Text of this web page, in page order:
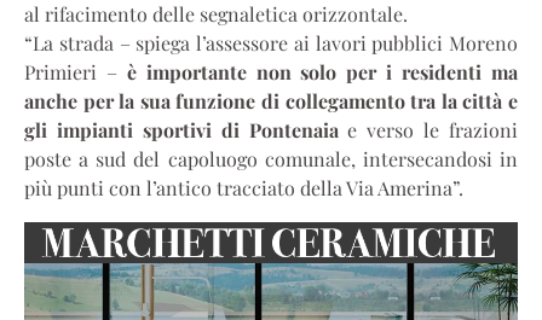
al rifacimento delle segnaletica orizzontale.
“La strada – spiega l’assessore ai lavori pubblici Moreno
Primieri – è importante non solo per i residenti ma
anche per la sua funzione di collegamento tra la città e
gli impianti sportivi di Pontenaiae verso le frazioni
poste a sud del capoluogo comunale, intersecandosi in
più punti con l’antico tracciato della Via Amerina”.